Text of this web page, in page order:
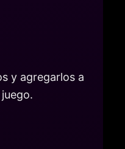
y agregarlos a